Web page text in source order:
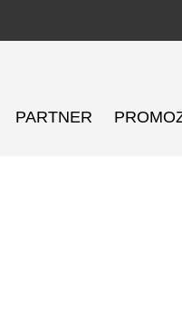
PARTNER